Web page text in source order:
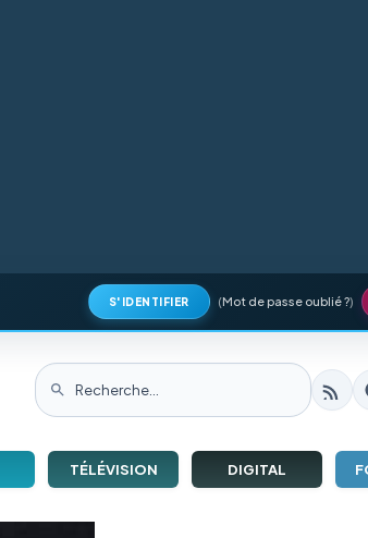
S'IDENTIFIER (Mot de passe oublié ?)
TÉLÉVISION DIGITAL